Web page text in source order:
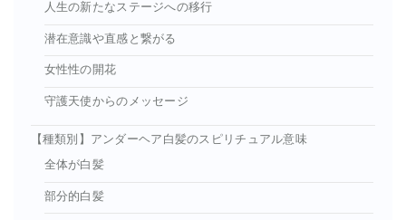
人生の新たなステージへの移行
潜在意識や直感と繋がる
女性性の開花
守護天使からのメッセージ
【種類別】アンダーヘア白髪のスピリチュアル意味
全体が白髪
部分的白髪